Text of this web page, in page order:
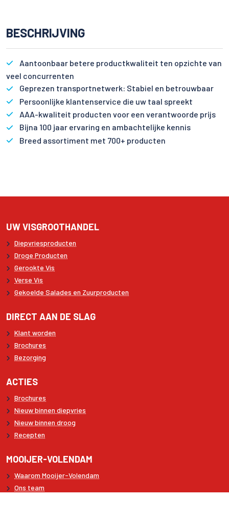
BESCHRIJVING
Aantoonbaar betere productkwaliteit ten opzichte van
veel concurrenten
Geprezen transportnetwerk: Stabiel en betrouwbaar
Persoonlijke klantenservice die uw taal spreekt
AAA-kwaliteit producten voor een verantwoorde prijs
Bijna 100 jaar ervaring en ambachtelijke kennis
Breed assortiment met 700+ producten
UW VISGROOTHANDEL
Diepvriesproducten
Droge Producten
Gerookte Vis
Verse Vis
Gekoelde Salades en Zuurproducten
DIRECT AAN DE SLAG
Klant worden
Brochures
Bezorging
ACTIES
Brochures
Nieuw binnen diepvries
Nieuw binnen droog
Recepten
MOOIJER-VOLENDAM
Waarom Mooijer-Volendam
Ons team